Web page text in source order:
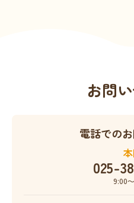
お問
電話での
025-
9:00